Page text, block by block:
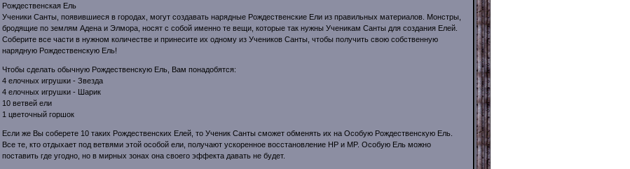
Рождественская Ель
Ученики Санты, появившиеся в городах, могут создавать нарядные Рождественские Ели из правильных материалов. Монстры,
бродящие по землям Адена и Элмора, носят с собой именно те вещи, которые так нужны Ученикам Санты для создания Елей.
Соберите все части в нужном количестве и принесите их одному из Учеников Санты, чтобы получить свою собственную
нарядную Рождественскую Ель!
Чтобы сделать обычную Рождественскую Ель, Вам понадобятся:
4 елочных игрушки - Звезда
4 елочных игрушки - Шарик
10 ветвей ели
1 цветочный горшок
Если же Вы соберете 10 таких Рождественских Елей, то Ученик Санты сможет обменять их на Особую Рождественскую Ель.
Все те, кто отдыхает под ветвями этой особой ели, получают ускоренное восстановление HP и MP. Особую Ель можно
поставить где угодно, но в мирных зонах она своего эффекта давать не будет.